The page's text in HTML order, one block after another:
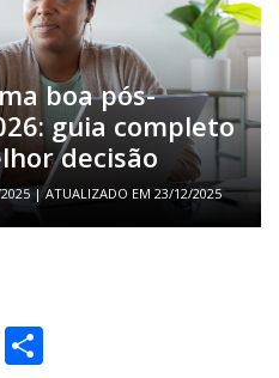
boa pós-
guia completo
decisão
| ATUALIZADO EM 23/12/2025
Email